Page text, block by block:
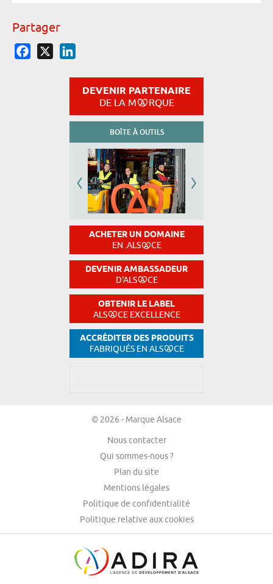
Partager
Facebook
DEVENIR PARTENAIRE
DE LA M RQUE
BOÎTE À OUTILS
ACHETER UN DOMAINE
EN .ALS CE
DEVENIR AMBASSADEUR
D'ALS CE
OBTENIR LE LABEL
ALS CE EXCELLENCE
ACCRÉDITER DES PRODUITS
FABRIQUÉS EN ALS CE
© 2026 - Marque Alsace
Nous contacter
Qui sommes-nous ?
Plan du site
Mentions légales
Politique de confidentialité
Politique relative aux cookies